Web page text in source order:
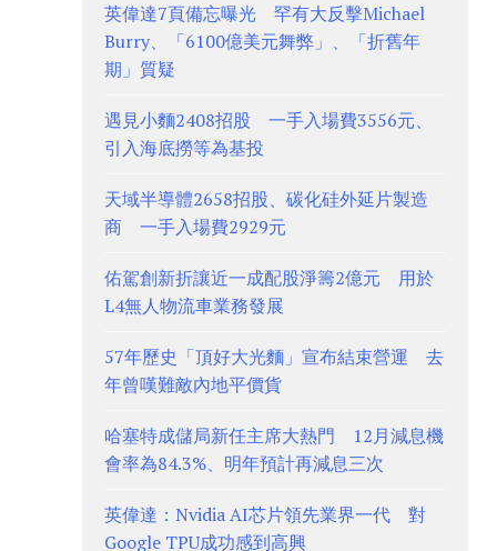
英偉達7頁備忘曝光 罕有大反擊Michael
Burry、「6100億美元舞弊」、「折舊年
期」質疑
遇見小麵2408招股 一手入場費3556元、
引入海底撈等為基投
天域半導體2658招股、碳化硅外延片製造
商 一手入場費2929元
佑駕創新折讓近一成配股淨籌2億元 用於
L4無人物流車業務發展
57年歷史「頂好大光麵」宣布結束營運 去
年曾嘆難敵內地平價貨
哈塞特成儲局新任主席大熱門 12月減息機
會率為84.3%、明年預計再減息三次
英偉達：Nvidia AI芯片領先業界一代 對
Google TPU成功感到高興